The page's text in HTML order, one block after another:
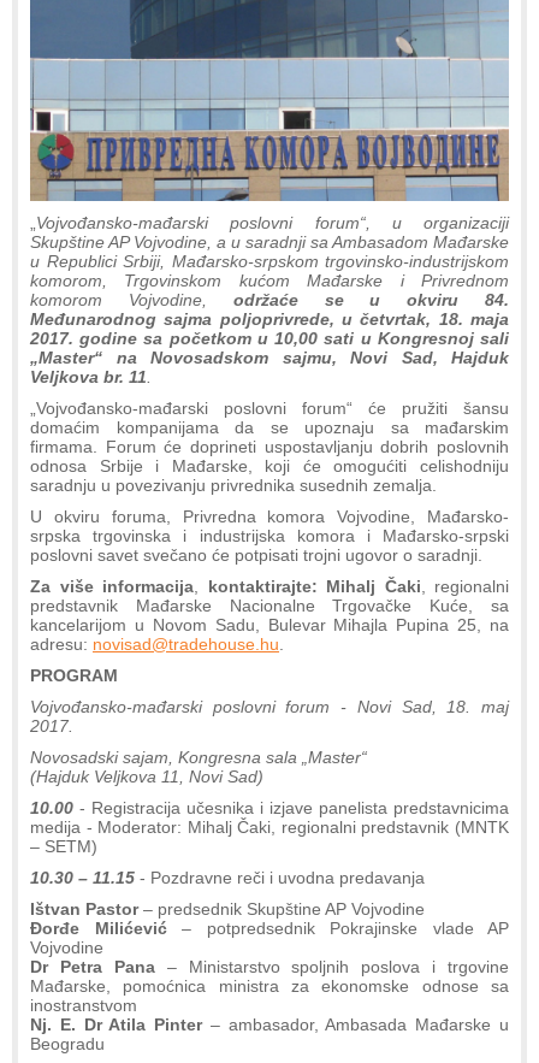
Vojvođansko-mađarski poslovni forum“, u organizaciji
Skupštine AP Vojvodine, a u saradnji sa Ambasadom Mađarske
u Republici Srbiji, Mađarsko-srpskom trgovinsko-industrijskom
komorom, Trgovinskom kućom Mađarske i Privrednom
komorom Vojvodine, održaće se u okviru 84.
Međunarodnog sajma poljoprivrede, u četvrtak, 18. maja
2017. godine sa početkom u 10,00 sati u Kongresnoj sali
„Master“ na Novosadskom sajmu, Novi Sad, Hajduk
Veljkova br. 11
„Vojvođansko-mađarski poslovni forum“ će pružiti šansu
domaćim kompanijama da se upoznaju sa mađarskim
firmama. Forum će doprineti uspostavljanju dobrih poslovnih
odnosa Srbije i Mađarske, koji će omogućiti celishodniju
saradnju u povezivanju privrednika susednih zemalja.
U okviru foruma, Privredna komora Vojvodine, Mađarsko-
srpska trgovinska i industrijska komora i Mađarsko-srpski
poslovni savet svečano će potpisati trojni ugovor o saradnji.
Za više informacija
kontaktirajte: Mihalj Čaki , regionalni
predstavnik Mađarske Nacionalne Trgovačke Kuće, sa
kancelarijom u Novom Sadu, Bulevar Mihajla Pupina 25, na
adresu: novisad@tradehouse.hu
PROGRAM
Vojvođansko-mađarski poslovni forum - Novi Sad, 18. maj
2017.
Novosadski sajam, Kongresna sala „Master“
(Hajduk Veljkova 11, Novi Sad)
10.00 - Registracija učesnika i izjave panelista predstavnicima
medija - Moderator: Mihalj Čaki, regionalni predstavnik (MNTK
– SETM)
10.30 – 11.15 - Pozdravne reči i uvodna predavanja
Ištvan Pastor– predsednik Skupštine AP Vojvodine
Đorđe Milićević– potpredsednik Pokrajinske vlade AP
Vojvodine
Dr Petra Pana– Ministarstvo spoljnih poslova i trgovine
Mađarske, pomoćnica ministra za ekonomske odnose sa
inostranstvom
Nj. E. Dr Atila Pinter– ambasador, Ambasada Mađarske u
Beogradu